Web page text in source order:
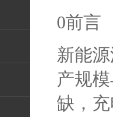
0前言
新能
产规
缺，